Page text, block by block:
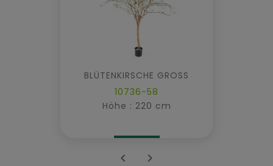
BLÜTENKIRSCHE GROSS
10736-58
Höhe : 220 cm
 